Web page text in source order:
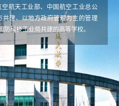
航天工业部、中国航空工业总公
建、以地方政府管理为主的管理
科技工业局共建的高等学校。